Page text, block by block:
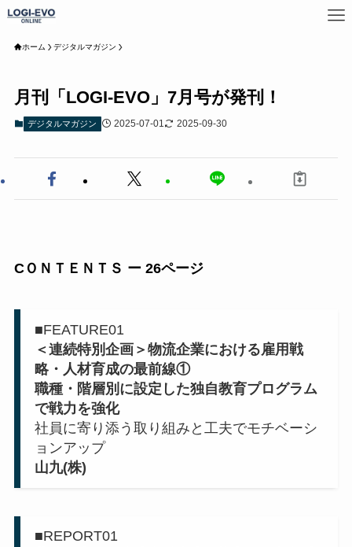
ホーム デジタルマガジン
月刊「LOGI-EVO」7月号が発刊！
デジタルマガジン 2025-07-01 2025-09-30
CＯＮＴＥＮＴＳ ー 26ページ
■FEATURE01
＜連続特別企画＞物流企業における雇用戦
略・人材育成の最前線①
職種・階層別に設定した独自教育プログラム
で戦力を強化
社員に寄り添う取り組みと工夫でモチベーシ
ョンアップ
山九(株)
■REPORT01